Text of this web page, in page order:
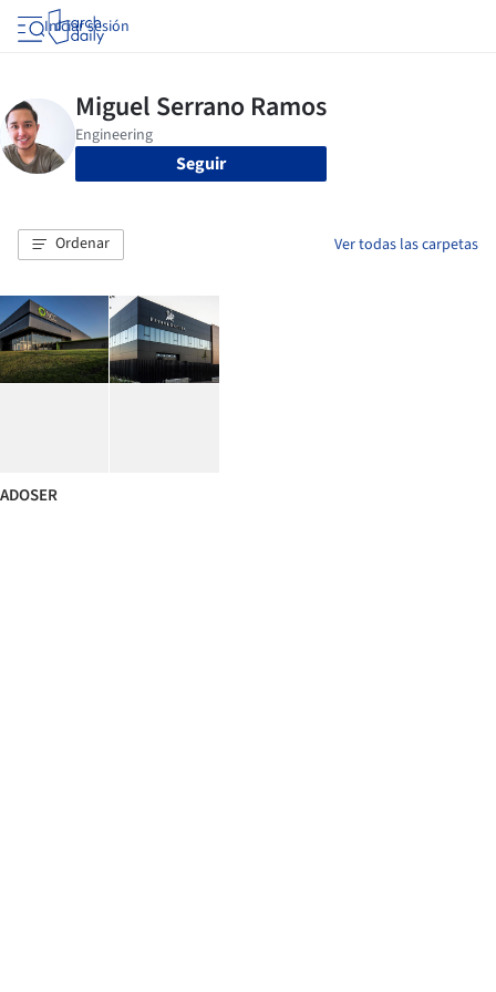
Iniciar sesión
Seguir
Ordenar Ver todas las carpetas
ADOSER